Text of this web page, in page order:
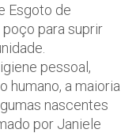
Esgoto de
poço para suprir
pessoal,
humano, a maioria
nascentes
por Janiele